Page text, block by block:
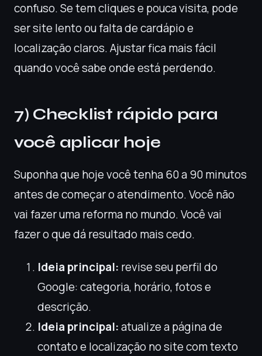
confuso. Se tem cliques e pouca visita, pode
ser site lento ou falta de cardápio e
localização claros. Ajustar fica mais fácil
quando você sabe onde está perdendo.
7) Checklist rápido para
você aplicar hoje
Suponha que hoje você tenha 60 a 90 minutos
antes de começar o atendimento. Você não
vai fazer uma reforma no mundo. Você vai
fazer o que dá resultado mais cedo.
Ideia principal: revise seu perfil do
Google: categoria, horário, fotos e
descrição.
Ideia principal:atualize a página de
contato e localização no site com texto